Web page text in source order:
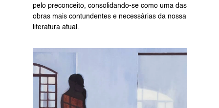
pelo preconceito, consolidando-se como uma das
obras mais contundentes e necessárias da nossa
literatura atual.